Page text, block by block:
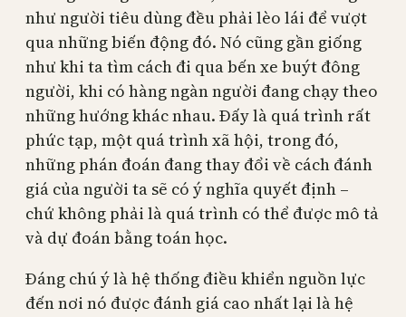
như người tiêu dùng đều phải lèo lái để vượt
qua những biến động đó. Nó cũng gần giống
như khi ta tìm cách đi qua bến xe buýt đông
người, khi có hàng ngàn người đang chạy theo
những hướng khác nhau. Đấy là quá trình rất
phức tạp, một quá trình xã hội, trong đó,
những phán đoán đang thay đổi về cách đánh
giá của người ta sẽ có ý nghĩa quyết định –
chứ không phải là quá trình có thể được mô tả
và dự đoán bằng toán học.
Đáng chú ý là hệ thống điều khiển nguồn lực
đến nơi nó được đánh giá cao nhất lại là hệ